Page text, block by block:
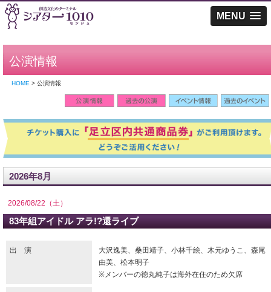
MENU
公演情報
HOME > 公演情報
2026年8月
2026/08/22（土）
83年組アイドル アラ!?還ライブ
出 演
大沢逸美、桑田靖子、小林千絵、木元ゆうこ、森尾
由美、松本明子
※メンバーの徳丸純子は海外在住のため欠席